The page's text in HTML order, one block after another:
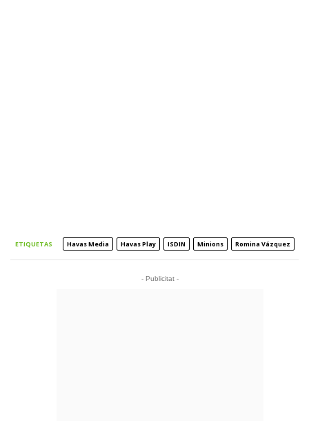
ETIQUETAS Havas Media Havas Play ISDIN Minions Romina Vázquez
- Publicitat -